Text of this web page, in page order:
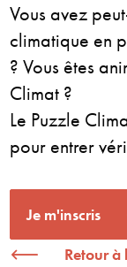
Vous avez
climatique en
? Vous êtes
Climat ?
Le Puzzle
pour entrer
Je m'inscris
Retour